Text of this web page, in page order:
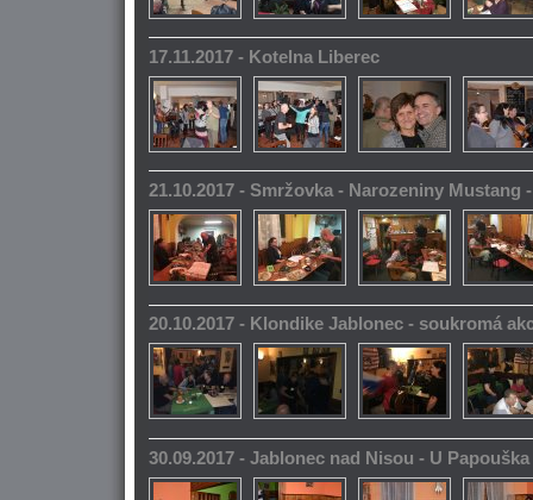
17.11.2017 - Kotelna Liberec
21.10.2017 - Smržovka - Narozeniny Mustang
20.10.2017 - Klondike Jablonec - soukromá
30.09.2017 - Jablonec nad Nisou - U